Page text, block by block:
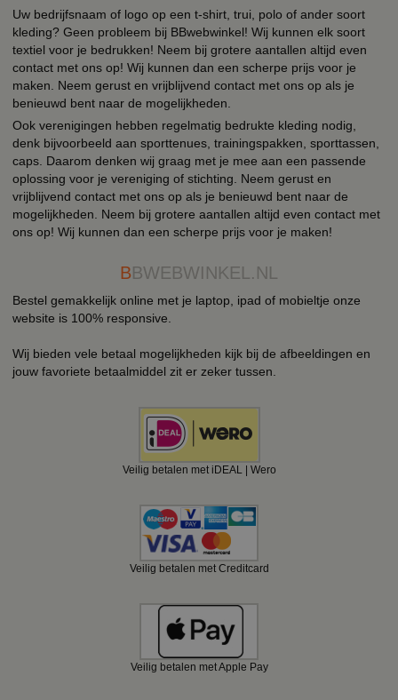
Uw bedrijfsnaam of logo op een t-shirt, trui, polo of ander soort
kleding? Geen probleem bij BBwebwinkel! Wij kunnen elk soort
textiel voor je bedrukken! Neem bij grotere aantallen altijd even
contact met ons op! Wij kunnen dan een scherpe prijs voor je
maken. Neem gerust en vrijblijvend contact met ons op als je
benieuwd bent naar de mogelijkheden.
Ook verenigingen hebben regelmatig bedrukte kleding nodig,
denk bijvoorbeeld aan sporttenues, trainingspakken, sporttassen,
caps. Daarom denken wij graag met je mee aan een passende
oplossing voor je vereniging of stichting. Neem gerust en
vrijblijvend contact met ons op als je benieuwd bent naar de
mogelijkheden. Neem bij grotere aantallen altijd even contact met
ons op! Wij kunnen dan een scherpe prijs voor je maken!
BBWEBWINKEL.NL
Bestel gemakkelijk online met je laptop, ipad of mobieltje onze
website is 100% responsive.
Wij bieden vele betaal mogelijkheden kijk bij de afbeeldingen en
jouw favoriete betaalmiddel zit er zeker tussen.
Veilig betalen met iDEAL | Wero
Veilig betalen met Creditcard
Veilig betalen met Apple Pay